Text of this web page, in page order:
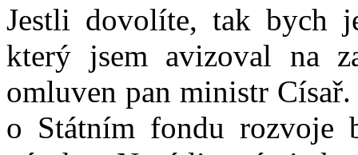
Jestli dovolíte, tak bych
který jsem avizoval na
omluven pan ministr
o Státním fondu rozvoje